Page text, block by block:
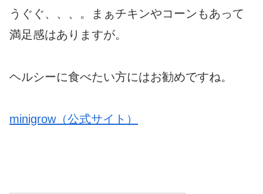
うぐぐ、、、。まぁチキンやコーンもあって
満足感はありますが。
ヘルシーに食べたい方にはお勧めですね。
minigrow（公式サイト）